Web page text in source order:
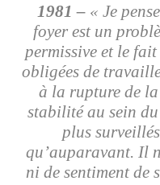
1981 – « Je
foyer est un
permissive et le
obligées de
à la rupture de
stabilité au sein
plus
qu’auparavant. Il
ni de sentiment de